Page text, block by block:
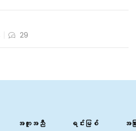
29
အကူအညီ
ရင်းမြစ်
အခြ